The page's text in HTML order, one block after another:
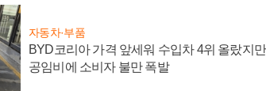
자동차·부품
BYD코리아 가격 앞세워 수입차 4위 올랐지
공임비에 소비자 불만 폭발